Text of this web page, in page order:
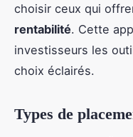
choisir ceux qui
rentabilité. Cette
investisseurs les
choix éclairés.
Types de